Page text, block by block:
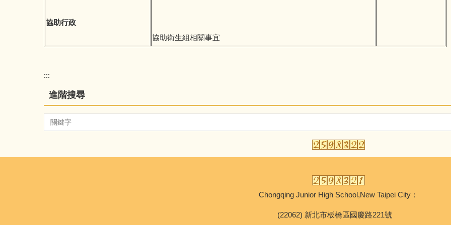
協助行政
協助衛生組相關事宜
:::
進階搜尋
Chongqing Junior High School,New Taipei City：
(22062) 新北市板橋區國慶路221號